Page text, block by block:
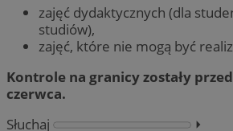
zajęć dydaktycznych (dla
studiów),
zajęć, które nie mogą być
Kontrole na granicy zostały
czerwca.
Słuchaj
⏵︎